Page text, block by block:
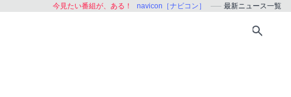
今見たい番組が、ある！ navicon［ナビコン］ 最新ニュース一覧